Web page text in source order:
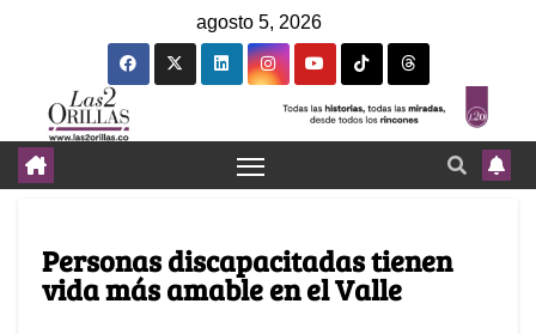
agosto 5, 2026
Personas discapacitadas tienen
vida más amable en el Valle